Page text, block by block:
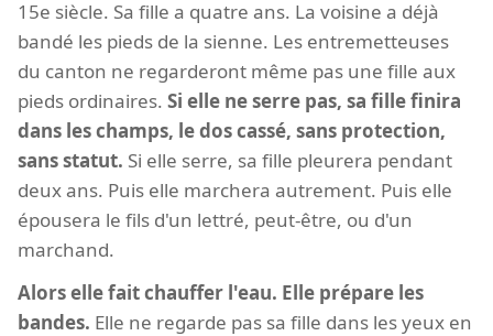
15e siècle. Sa fille a quatre ans. La voisine a déjà
bandé les pieds de la sienne. Les entremetteuses
du canton ne regarderont même pas une fille aux
pieds ordinaires. Si elle ne serre pas, sa fille finira
dans les champs, le dos cassé, sans protection,
sans statut. Si elle serre, sa fille pleurera pendant
deux ans. Puis elle marchera autrement. Puis elle
épousera le fils d'un lettré, peut-être, ou d'un
marchand.
Alors elle fait chauffer l'eau. Elle prépare les
bandes. Elle ne regarde pas sa fille dans les yeux en